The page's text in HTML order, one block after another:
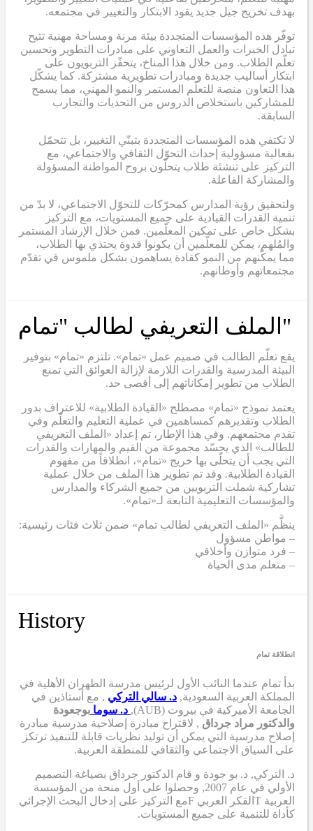
بهدف تخريج جيل جديد يقود الابتكار والتغيير في مجتمعه.
توفّر هذه المؤسسات المتجددة بيئة مرنة ومساحة مهنية تتيح
تبادل الخبرات والعمل التعاوني على مبادرات التطوير وتحسين
تعلّم الطلاب. ومن خلال هذا المناخ، يتحفّز التربويون على
ابتكار أساليب جديدة ومبادرات تطويرية مشتركة. كما يشكّل
هذا التعاون منصة للتعلّم المستمر والنمو المهني، مما يسمح
للمشاركين باستخلاص الدروس من التحديات والتجارب
السابقة.
لا تكتفي هذه المؤسسات المتجددة بتبنّي التغيير، بل تتحمّل
بفعالية مسؤولية إحداث التحوّل الثقافي والاجتماعي، مع
التركيز على تنشئة طلاب يتحلّون بروح المواطنة المسؤولة
والمشاركة الفاعلة.
ولتحقيق رؤية المدارس كمحرّكات للتحوّل الاجتماعي، لا بدّ من
تنمية القدرات القيادية على جميع المستويات، مع التركيز
بشكل خاص على تمكين المعلّمين. فمن خلال الإرشاد المستمر
والمُلهم، يمكن للمعلّمين أن يكونوا قدوة يحتذي بها الطلاب،
مما يمكّنهم من النمو كقادة يساهمون بشكل ملموس في تقدّم
مجتمعاتهم وأوطانهم.
"الملف التعريفي لطالب "تمام
يقع تعلّم الطالب في صميم عمل «تمام». تلتزم «تمام» بتوفير
البيئة المدرسية والقدرات اللازمة لإزالة العوائق التي تمنع
الطلاب من تطوير إمكاناتهم إلى أقصى حد.
يعتمد نموذج «تمام» مصطلح «القيادة الطلابية» للاعتراف بدور
الطلاب وتقديرهم كمساهمين في عملية التعليم والتعلّم وفي
تقدم مجتمعهم. وفي هذا الإطار، تم إعداد «الملف التعريفي
للطالب» الذي يجسّد مجموعة من القيم والمهارات والقدرات
التي يجب أن يتحلّى بها خريج «تمام»، انطلاقاً من مفهوم
القيادة الطلابية. وقد تم تطوير هذا الملف من خلال عملية
تشاركية شملت التربويين من جميع الشركاء والمدارس
والمؤسسات التعليمية التابعة لـ«تمام».
ينظَّم «الملف التعريفي لطالب تمام» ضمن ثلاث فئات رئيسية:
– مواطن مسؤول
– فرد متوازن وأخلاقي
– متعلم مدى الحياة
History
انطلاقة تمام
بدأ تمام عندما النائب الأول لرئيس مدرسة الظهران الأهلية في
المملكة العربية السعودية, د. سالي التركي , مع أستاذين في
الجامعة الأميركية في بيروت (AUB),
د. سوما بوجعودة
والدكتور مراد جرداق , لاقتراح مبادرة إصلاحية مدرسية مبادرة
إصلاح مدرسية التي يمكن أن توليد نظريات قابلة للتنفيذ ترتكز
على السياق الاجتماعي والثقافي للمنطقة العربية.
د. التركي, د. بو جودة و قام الدكتور جرداق بصياغة التصميم
الأولي في عام 2007,
وحصلوا على أول منحة من المؤسسة
العربية T الفكر العربي Fمع التركيز على إدخال البحث الإجرائي
كأداة للتنمية على جميع المستويات.